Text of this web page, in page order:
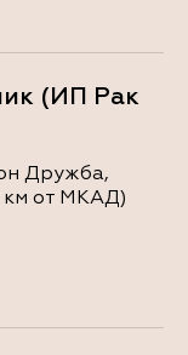
(ИП Рак
Дружба,
км от МКАД)